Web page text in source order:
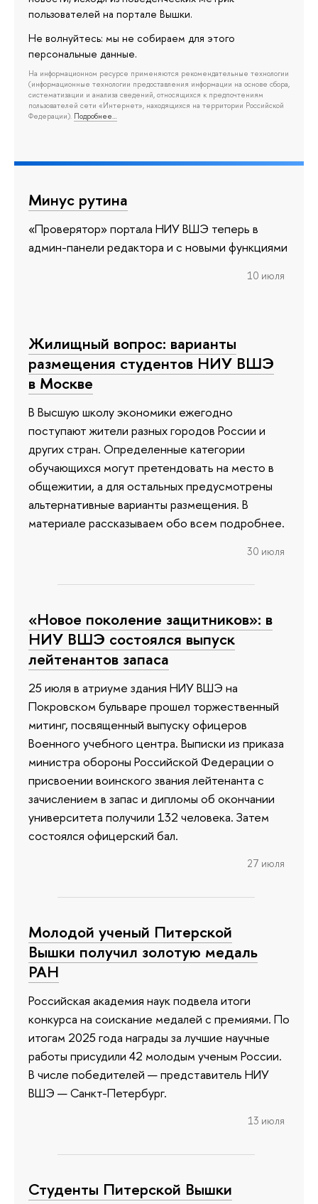
пользователей на портале Вышки.
Не волнуйтесь: мы не собираем для этого
персональные данные.
На информационном ресурсе применяются рекомендательные технологии
(информационные технологии предоставления информации на основе сбора,
систематизации и анализа сведений, относящихся к предпочтениям
пользователей сети «Интернет», находящихся на территории Российской
Федерации). Подробнее…
Минус рутина
«Проверятор» портала НИУ ВШЭ теперь в
админ-панели редактора и с новыми функциями
10 июля
Жилищный вопрос: варианты
размещения студентов НИУ ВШЭ
в Москве
В Высшую школу экономики ежегодно
поступают жители разных городов России и
других стран. Определенные категории
обучающихся могут претендовать на место в
общежитии, а для остальных предусмотрены
альтернативные варианты размещения. В
материале рассказываем обо всем подробнее.
30 июля
«Новое поколение защитников»: в
НИУ ВШЭ состоялся выпуск
лейтенантов запаса
25 июля в атриуме здания НИУ ВШЭ на
Покровском бульваре прошел торжественный
митинг, посвященный выпуску офицеров
Военного учебного центра. Выписки из приказа
министра обороны Российской Федерации о
присвоении воинского звания лейтенанта с
зачислением в запас и дипломы об окончании
университета получили 132 человека. Затем
состоялся офицерский бал.
27 июля
Молодой ученый Питерской
Вышки получил золотую медаль
РАН
Российская академия наук подвела итоги
конкурса на соискание медалей с премиями. По
итогам 2025 года награды за лучшие научные
работы присудили 42 молодым ученым России.
В числе победителей — представитель НИУ
ВШЭ — Санкт-Петербург.
13 июля
Студенты Питерской Вышки